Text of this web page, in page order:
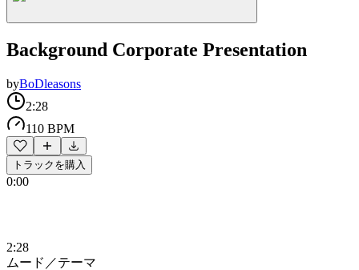
Background Corporate Presentation
byBoDleasons
2:28
110 BPM
トラックを購入
0:00
2:28
ムード／テーマ